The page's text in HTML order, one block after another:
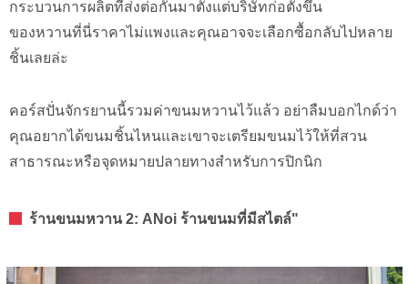
กระบวนการผลิตที่ส่งต่อกันมาตั้งแต่บริษัทก่อตั้งขึ้น
ของหวานที่นี่ราคาไม่แพงและคุณอาจจะเลือกซื้อกลับไปหลาย
ชิ้นเลยล่ะ
คอร์สปั่นจักรยานนี้รวมค่าขนมหวานไว้แล้ว อย่าลืมบอกไกด์ว่า
คุณอยากได้ขนมชิ้นไหนและเขาจะเตรียมขนมไว้ให้ที่สวน
สาธารณะหรือจุดหมายปลายทางสำหรับการปิกนิก
ร้านขนมหวาน 2: ANoi ร้านขนมที่มีสไตล์"